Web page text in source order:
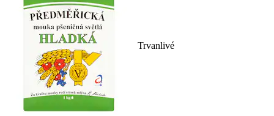
Trvanlivé